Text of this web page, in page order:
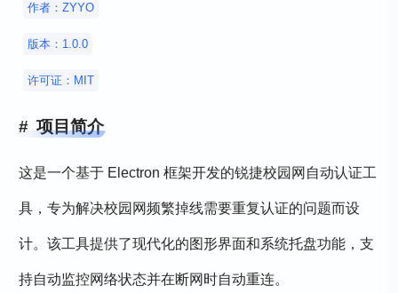
作者：ZYYO
版本：1.0.0
许可证：MIT
项目简介
这是一个基于 Electron 框架开发的锐捷校园网自动认证工
具，专为解决校园网频繁掉线需要重复认证的问题而设
计。该工具提供了现代化的图形界面和系统托盘功能，支
持自动监控网络状态并在断网时自动重连。